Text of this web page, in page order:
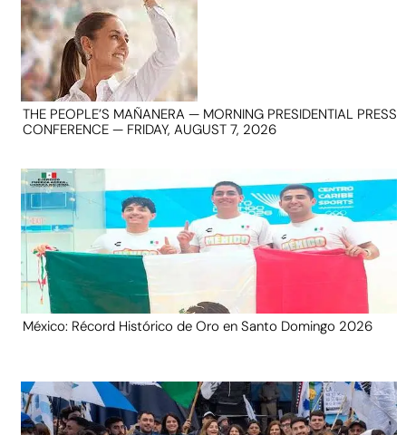
THE PEOPLE’S MAÑANERA — MORNING PRESIDENTIAL PRESS
CONFERENCE — FRIDAY, AUGUST 7, 2026
México: Récord Histórico de Oro en Santo Domingo 2026